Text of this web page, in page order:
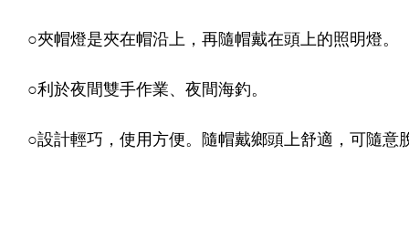
○夾帽燈是夾在帽沿上，再隨帽戴在頭上的照明燈。
○利於夜間雙手作業、夜間海釣。
○設計輕巧，使用方便。隨帽戴鄉頭上舒適，可隨意